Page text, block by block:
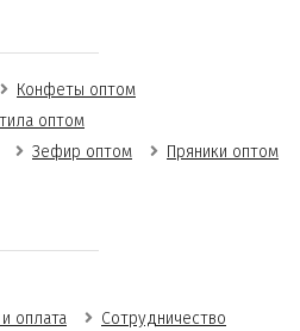
Конфеты оптом
оптом
Зефир оптом Пряники оптом
оплата
Сотрудничество